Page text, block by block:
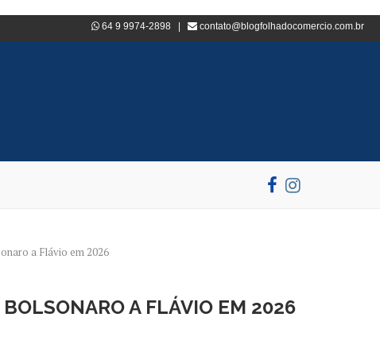
64 9 9974-2898 | contato@blogfolhadocomercio.com.br
a Flávio em 2026
A FLÁVIO EM 2026